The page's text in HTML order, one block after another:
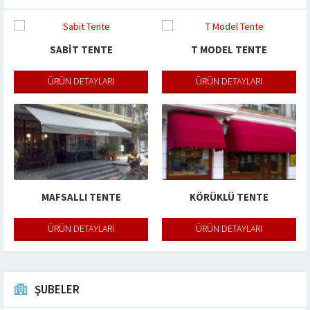
SABIT TENTE
ÜRÜN DETAYLARI
T MODEL TENTE
ÜRÜN DETAYLARI
MAFSALLI TENTE
ÜRÜN DETAYLARI
KÖRÜKLÜ TENTE
ÜRÜN DETAYLARI
ŞUBELER